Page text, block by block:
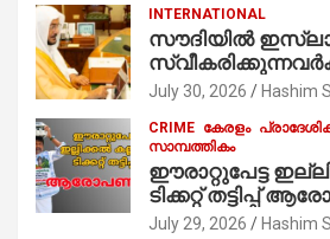
കുര്യൻ താമരശ്ശേരി
നിർവഹിക്കുന്നു.
INTERNATIONAL
സൗദിയില്‍
മുസ്ലിം’
July 30, 2026 Hashim
CRIME കേരളം
സാമ്പത്തികം
ഈരാറ്റുപേട്ട
ടിക്കറ്റ് തട്ടിപ്പ്
July 29, 2026 Hashim